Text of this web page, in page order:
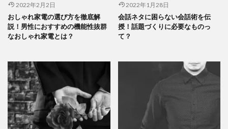
2022年2月2日
おしゃれ家電の選び方を徹底解
説！男性におすすめの機能性抜群
なおしゃれ家電とは？
2022年1月28日
会話ネタに困らない会話術を伝
授！話題づくりに必要なものっ
て？